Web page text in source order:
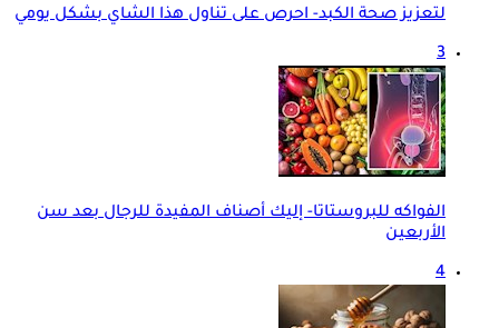
لتعزيز صحة الكبد- احرص على تناول هذا الشاي بشكل يومي
3
الفواكه للبروستاتا- إليك أصناف المفيدة للرجال بعد سن
الأربعين
4